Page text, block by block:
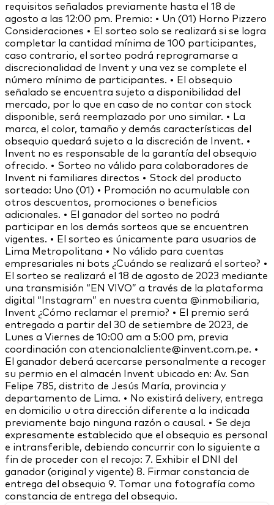
requisitos señalados previamente hasta el 18 de
agosto a las 12:00 pm. Premio: • Un (01) Horno Pizzero
Consideraciones • El sorteo solo se realizará si se logra
completar la cantidad mínima de 100 participantes,
caso contrario, el sorteo podrá reprogramarse a
discrecionalidad de Invent y una vez se complete el
número mínimo de participantes. • El obsequio
señalado se encuentra sujeto a disponibilidad del
mercado, por lo que en caso de no contar con stock
disponible, será reemplazado por uno similar. • La
marca, el color, tamaño y demás características del
obsequio quedará sujeto a la discreción de Invent. •
Invent no es responsable de la garantía del obsequio
ofrecido. • Sorteo no válido para colaboradores de
Invent ni familiares directos • Stock del producto
sorteado: Uno (01) • Promoción no acumulable con
otros descuentos, promociones o beneficios
adicionales. • El ganador del sorteo no podrá
participar en los demás sorteos que se encuentren
vigentes. • El sorteo es únicamente para usuarios de
Lima Metropolitana • No válido para cuentas
empresariales ni bots ¿Cuándo se realizará el sorteo? •
El sorteo se realizará el 18 de agosto de 2023 mediante
una transmisión “EN VIVO” a través de la plataforma
digital “Instagram” en nuestra cuenta @inmobiliaria,
Invent ¿Cómo reclamar el premio? • El premio será
entregado a partir del 30 de setiembre de 2023, de
Lunes a Viernes de 10:00 am a 5:00 pm, previa
coordinación con atencionalcliente@invent.com.pe. •
El ganador deberá acercarse personalmente a recoger
su permio en el almacén Invent ubicado en: Av. San
Felipe 785, distrito de Jesús María, provincia y
departamento de Lima. • No existirá delivery, entrega
en domicilio u otra dirección diferente a la indicada
previamente bajo ninguna razón o causal. • Se deja
expresamente establecido que el obsequio es personal
e intransferible, debiendo concurrir con lo siguiente a
fin de proceder con el recojo: 7. Exhibir el DNI del
ganador (original y vigente) 8. Firmar constancia de
entrega del obsequio 9. Tomar una fotografía como
constancia de entrega del obsequio.